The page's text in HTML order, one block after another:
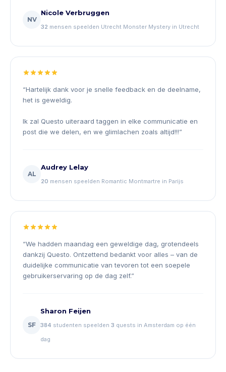
NV
Nicole Verbruggen
32 mensen speelden Utrecht Monster Mystery in Utrecht
“Hartelijk dank voor je snelle feedback en de deelname,
het is geweldig.
Ik zal Questo uiteraard taggen in elke communicatie en
post die we delen, en we glimlachen zoals altijd!!!”
AL
Audrey Lelay
20 mensen speelden Romantic Montmartre in Parijs
“We hadden maandag een geweldige dag, grotendeels
dankzij Questo. Ontzettend bedankt voor alles – van de
duidelijke communicatie van tevoren tot een soepele
gebruikerservaring op de dag zelf.”
SF
Sharon Feijen
384 studenten speelden3 quests in Amsterdam op één
dag